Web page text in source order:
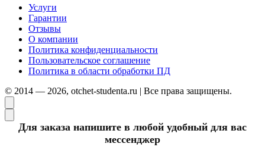
Услуги
Гарантии
Отзывы
О компании
Политика конфиденциальности
Пользовательское соглашение
Политика в области обработки ПД
© 2014 — 2026, otchet-studenta.ru | Все права защищены.
Для заказа напишите в любой удобный для вас
мессенджер